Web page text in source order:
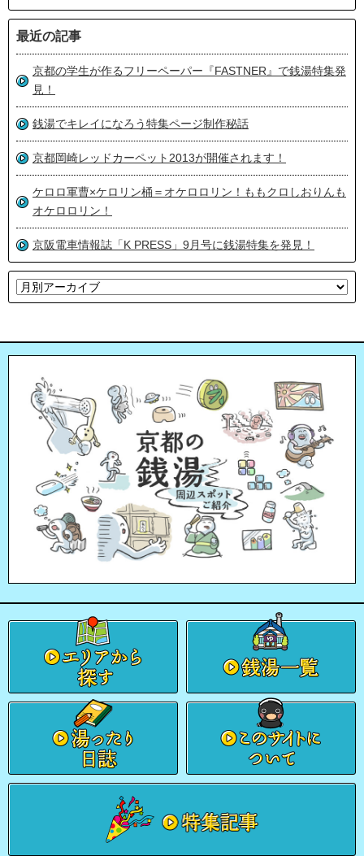
最近の記事
京都の学生が作るフリーペーパー『FASTNER』で銭湯特集発
見！
銭湯でキレイになろう特集ページ制作秘話
京都岡崎レッドカーペット2013が開催されます！
ケロロ軍曹×ケロリン桶＝オケロロリン！ももクロしおりんも
オケロロリン！
京阪電車情報誌「K PRESS」9月号に銭湯特集を発見！